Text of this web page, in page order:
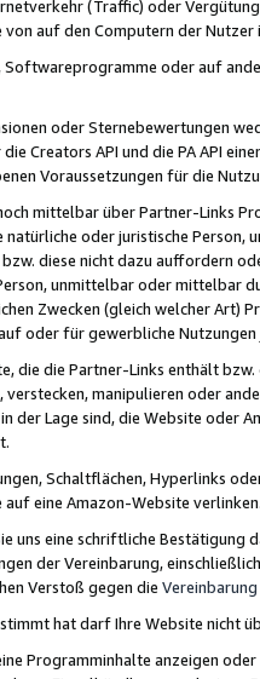
(Traffic) oder
auf den Computern der
Softwareprogramme oder auf
oder Sternebewertungen
die Creators API und die PA API
Voraussetzungen für die
mittelbar über Partner-Links
oder juristische
diese nicht dazu auffordern
unmittelbar oder mittelbar
Zwecken (gleich welcher Art)
oder für gewerbliche
die die Partner-Links enthält
verstecken, manipulieren oder
der Lage sind, die Website oder
Schaltflächen, Hyperlinks
eine Amazon-Website
uns eine schriftliche
der Vereinbarung,
Verstoß gegen die Vereinbarung
hat darf Ihre Website nicht
Programminhalte anzeigen